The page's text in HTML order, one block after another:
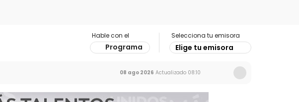
Hable con el
Programa
Selecciona tu emisora
Elige tu emisora
08 ago 2026 Actualizado 08:10